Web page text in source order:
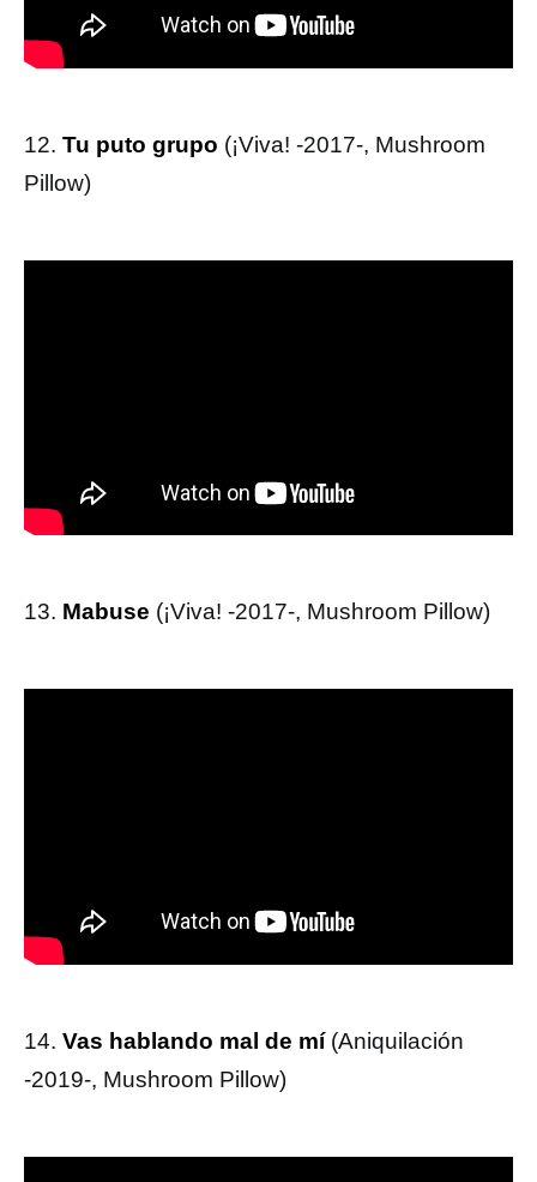
12. Tu puto grupo (¡Viva! -2017-, Mushroom
Pillow)
13. Mabuse (¡Viva! -2017-, Mushroom Pillow)
14. Vas hablando mal de mí(Aniquilación
-2019-, Mushroom Pillow)